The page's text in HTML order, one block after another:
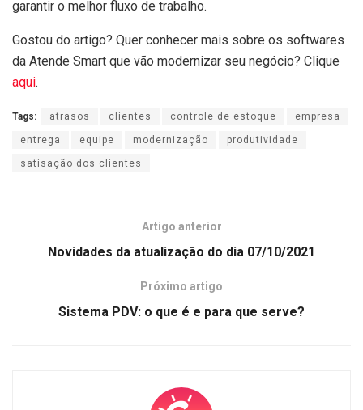
garantir o melhor fluxo de trabalho.
Gostou do artigo? Quer conhecer mais sobre os softwares
da Atende Smart que vão modernizar seu negócio? Clique
aqui.
Tags: atrasos clientes controle de estoque empresa
entrega equipe modernização produtividade
satisação dos clientes
Artigo anterior
Novidades da atualização do dia 07/10/2021
Próximo artigo
Sistema PDV: o que é e para que serve?